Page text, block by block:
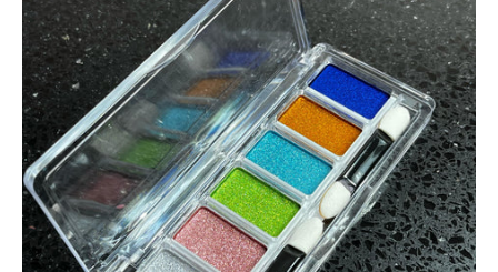
*****EFECTOS EN GEL**** EFECTOS ESPEJO METALICOS
DECORACIONES (Glitter, Foil, Estoperoles...)
Stickers & Tattoos para uñas